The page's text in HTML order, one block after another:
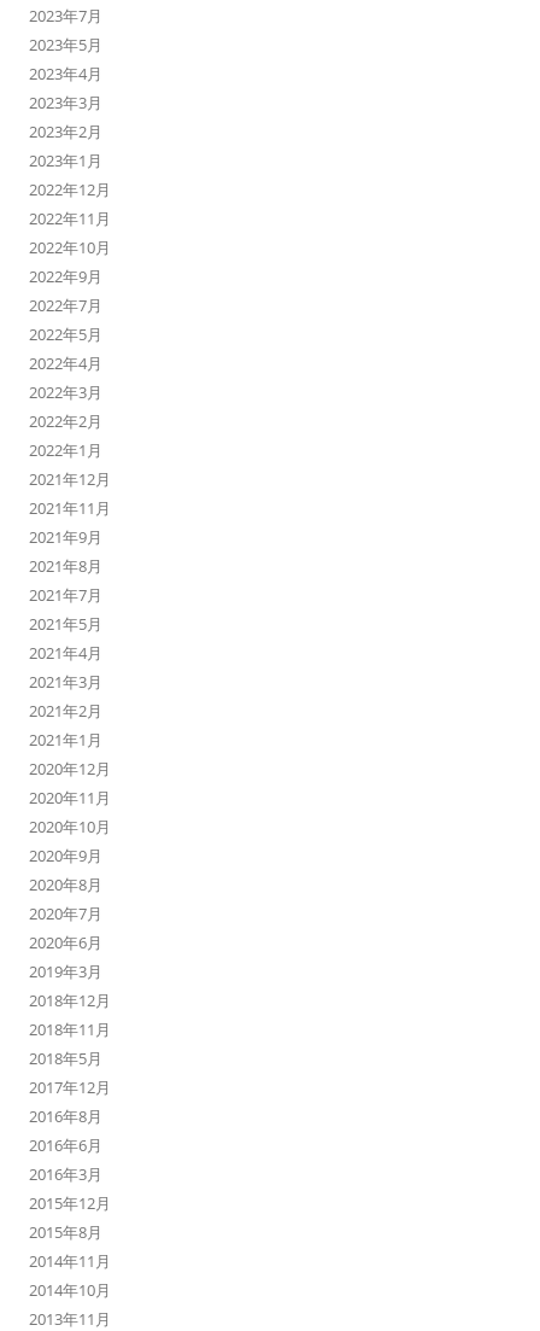
2023年7月
2023年5月
2023年4月
2023年3月
2023年2月
2023年1月
2022年12月
2022年11月
2022年10月
2022年9月
2022年7月
2022年5月
2022年4月
2022年3月
2022年2月
2022年1月
2021年12月
2021年11月
2021年9月
2021年8月
2021年7月
2021年5月
2021年4月
2021年3月
2021年2月
2021年1月
2020年12月
2020年11月
2020年10月
2020年9月
2020年8月
2020年7月
2020年6月
2019年3月
2018年12月
2018年11月
2018年5月
2017年12月
2016年8月
2016年6月
2016年3月
2015年12月
2015年8月
2014年11月
2014年10月
2013年11月